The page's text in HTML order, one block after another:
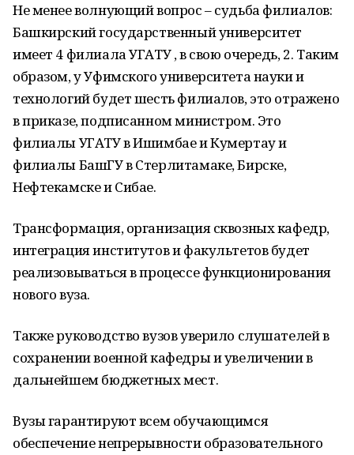
Не менее волнующий вопрос – судьба филиалов:
Башкирский государственный университет
имеет 4 филиала УГАТУ , в свою очередь, 2. Таким
образом, у Уфимского университета науки и
технологий будет шесть филиалов, это отражено
в приказе, подписанном министром. Это
филиалы УГАТУ в Ишимбае и Кумертау и
филиалы БашГУ в Стерлитамаке, Бирске,
Нефтекамске и Сибае.
Трансформация, организация сквозных кафедр,
интеграция институтов и факультетов будет
реализовываться в процессе функционирования
нового вуза.
Также руководство вузов уверило слушателей в
сохранении военной кафедры и увеличении в
дальнейшем бюджетных мест.
Вузы гарантируют всем обучающимся
обеспечение непрерывности образовательного